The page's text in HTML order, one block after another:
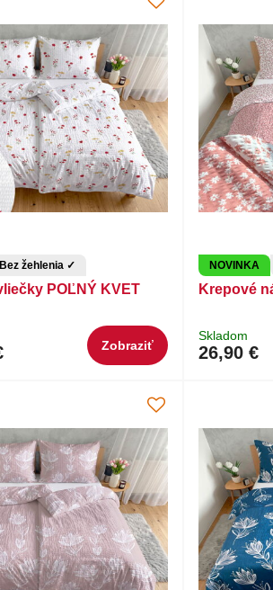
Bez žehlenia ✓
POĽNÝ KVET
Zobraziť
NOVINKA
Krepové
Skladom
26,90 €